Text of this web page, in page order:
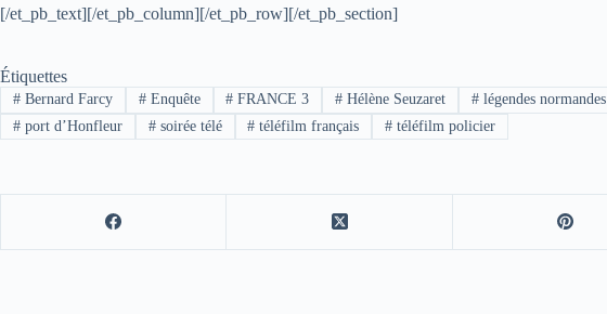
[/et_pb_text][/et_pb_column][/et_pb_row][/et_pb_section]
Étiquettes
#Bernard Farcy #Enquête # FRANCE 3 # Hélène Seuzaret # légendes normandes
#port d’Honfleur #soirée télé # téléfilm français # téléfilm policier